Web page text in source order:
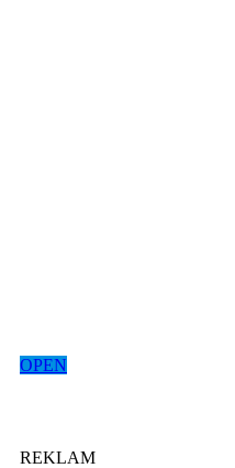
OPEN
REKLAM